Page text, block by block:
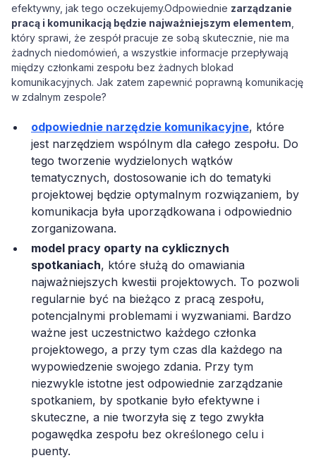
efektywny, jak tego oczekujemy.Odpowiednie zarządzanie
pracą i komunikacją będzie najważniejszym elementem
który sprawi, że zespół pracuje ze sobą skutecznie, nie ma
żadnych niedomówień, a wszystkie informacje przepływają
między członkami zespołu bez żadnych blokad
komunikacyjnych. Jak zatem zapewnić poprawną komunikację
w zdalnym zespole?
odpowiednie narzędzie komunikacyjne, które
jest narzędziem wspólnym dla całego zespołu. Do
tego tworzenie wydzielonych wątków
tematycznych, dostosowanie ich do tematyki
projektowej będzie optymalnym rozwiązaniem, by
komunikacja była uporządkowana i odpowiednio
zorganizowana.
model pracy oparty na cyklicznych
spotkaniach, które służą do omawiania
najważniejszych kwestii projektowych. To pozwoli
regularnie być na bieżąco z pracą zespołu,
potencjalnymi problemami i wyzwaniami. Bardzo
ważne jest uczestnictwo każdego członka
projektowego, a przy tym czas dla każdego na
wypowiedzenie swojego zdania. Przy tym
niezwykle istotne jest odpowiednie zarządzanie
spotkaniem, by spotkanie było efektywne i
skuteczne, a nie tworzyła się z tego zwykła
pogawędka zespołu bez określonego celu i
puenty.